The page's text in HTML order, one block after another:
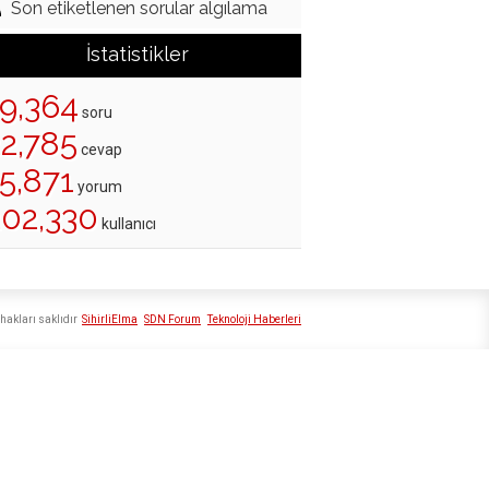
Son etiketlenen sorular algılama
İstatistikler
soru
cevap
yorum
kullanıcı
SihirliElma SDN Forum Teknoloji Haberleri
saklıdır